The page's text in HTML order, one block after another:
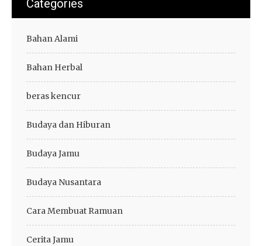
Categories
Bahan Alami
Bahan Herbal
beras kencur
Budaya dan Hiburan
Budaya Jamu
Budaya Nusantara
Cara Membuat Ramuan
Cerita Jamu